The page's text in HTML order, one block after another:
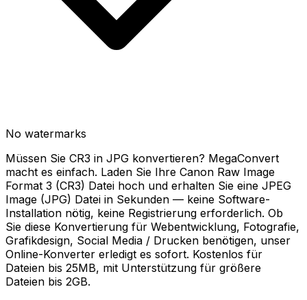
No watermarks
Müssen Sie CR3 in JPG konvertieren? MegaConvert
macht es einfach. Laden Sie Ihre Canon Raw Image
Format 3 (CR3) Datei hoch und erhalten Sie eine JPEG
Image (JPG) Datei in Sekunden — keine Software-
Installation nötig, keine Registrierung erforderlich. Ob
Sie diese Konvertierung für Webentwicklung, Fotografie,
Grafikdesign, Social Media / Drucken benötigen, unser
Online-Konverter erledigt es sofort. Kostenlos für
Dateien bis 25MB, mit Unterstützung für größere
Dateien bis 2GB.